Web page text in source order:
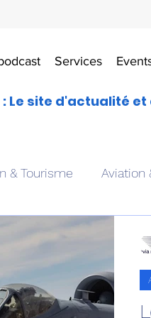
Services
: Le site d'actualité
& Tourisme Aviation
Drones aériens
& pilotage